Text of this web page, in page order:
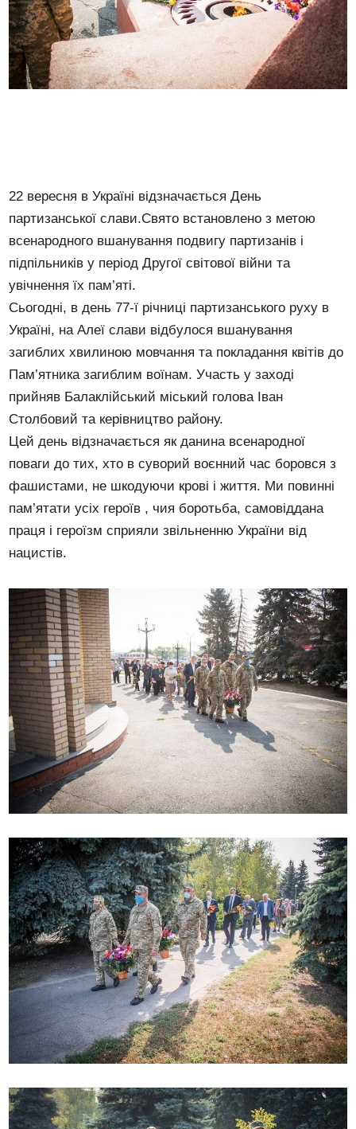
22 вересня в Україні відзначається День
партизанської слави.Свято встановлено з метою
всенародного вшанування подвигу партизанів і
підпільників у період Другої світової війни та
увічнення їх пам’яті.
Сьогодні, в день 77-ї річниці партизанського руху в
Україні, на Алеї слави відбулося вшанування
загиблих хвилиною мовчання та покладання квітів до
Пам’ятника загиблим воїнам. Участь у заході
прийняв Балаклійський міський голова Іван
Столбовий та керівництво району.
Цей день відзначається як данина всенародної
поваги до тих, хто в суворий воєнний час боровся з
фашистами, не шкодуючи крові і життя. Ми повинні
пам’ятати усіх героїв , чия боротьба, самовіддана
праця і героїзм сприяли звільненню України від
нацистів.